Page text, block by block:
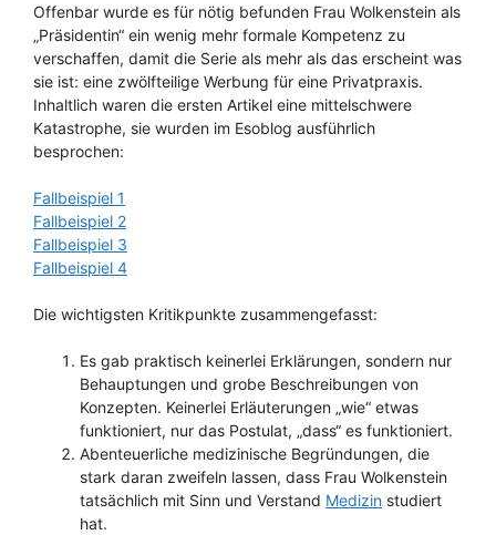
Offenbar wurde es für nötig befunden Frau Wolkenstein als
„Präsidentin“ ein wenig mehr formale Kompetenz zu
verschaffen, damit die Serie als mehr als das erscheint was
sie ist: eine zwölfteilige Werbung für eine Privatpraxis.
Inhaltlich waren die ersten Artikel eine mittelschwere
Katastrophe, sie wurden im Esoblog ausführlich
besprochen:
Fallbeispiel 1
Fallbeispiel 2
Fallbeispiel 3
Fallbeispiel 4
Die wichtigsten Kritikpunkte zusammengefasst:
Es gab praktisch keinerlei Erklärungen, sondern nur
Behauptungen und grobe Beschreibungen von
Konzepten. Keinerlei Erläuterungen „wie“ etwas
funktioniert, nur das Postulat, „dass“ es funktioniert.
Abenteuerliche medizinische Begründungen, die
stark daran zweifeln lassen, dass Frau Wolkenstein
tatsächlich mit Sinn und Verstand Medizin studiert
hat.